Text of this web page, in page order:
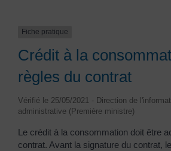
Fiche pratique
Crédit à la
règles du contrat
Vérifié le 25/05/2021 - Direction de
administrative (Première ministre)
Le crédit à la consommation doit être
contrat. Avant la signature du contrat,